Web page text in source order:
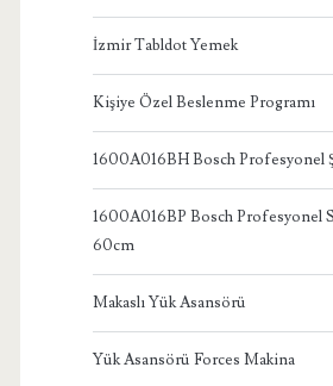
İzmir Tabldot Yemek
Kişiye Özel Beslenme Programı
1600A016BH Bosch Profesyonel
1600A016BP Bosch Profesyonel
60cm
Makaslı Yük Asansörü
Yük Asansörü Forces Makina